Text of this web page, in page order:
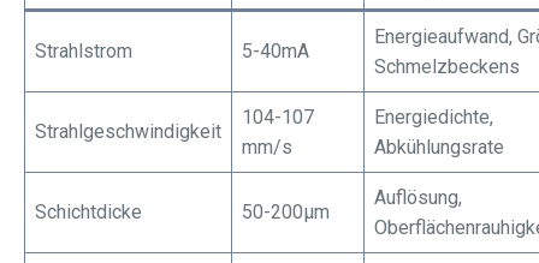
Strahlstrom 5-40mA
Energieaufwand,
Schmelzbeckens
Strahlgeschwindigkeit
104-107
mm/s
Energiedichte,
Abkühlungsrate
Schichtdicke 50-200μm
Auflösung,